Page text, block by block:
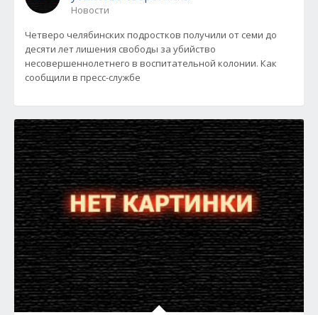
Новости
Четверо челябинских подростков получили от семи до
десяти лет лишения свободы за убийство
несовершеннолетнего в воспитательной колонии. Как
сообщили в пресс-службе